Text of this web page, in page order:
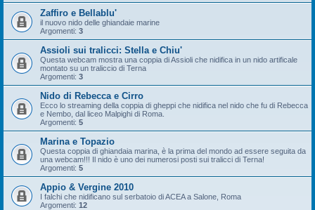
Zaffiro e Bellablu'
il nuovo nido delle ghiandaie marine
Argomenti: 3
Assioli sui tralicci: Stella e Chiu'
Questa webcam mostra una coppia di Assioli che nidifica in un nido artificale
montato su un traliccio di Terna
Argomenti: 3
Nido di Rebecca e Cirro
Ecco lo streaming della coppia di gheppi che nidifica nel nido che fu di Rebecca
e Nembo, dal liceo Malpighi di Roma.
Argomenti: 5
Marina e Topazio
Questa coppia di ghiandaia marina, è la prima del mondo ad essere seguita da
una webcam!!! Il nido è uno dei numerosi posti sui tralicci di Terna!
Argomenti: 5
Appio & Vergine 2010
I falchi che nidificano sul serbatoio di ACEA a Salone, Roma
Argomenti: 12